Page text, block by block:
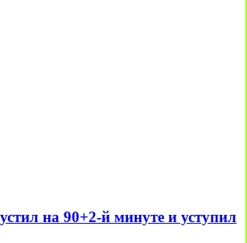
на 90+2-й минуте и уступил